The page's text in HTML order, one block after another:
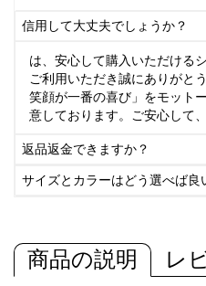
信用して大丈夫でしょうか？
は、安心して購入いただける
ご利用いただき誠にありがと
笑顔が一番の喜び」をモット
意しております。ご安心して
返品返金できますか？
サイズとカラーはどう選べば良
商品の説明 レ